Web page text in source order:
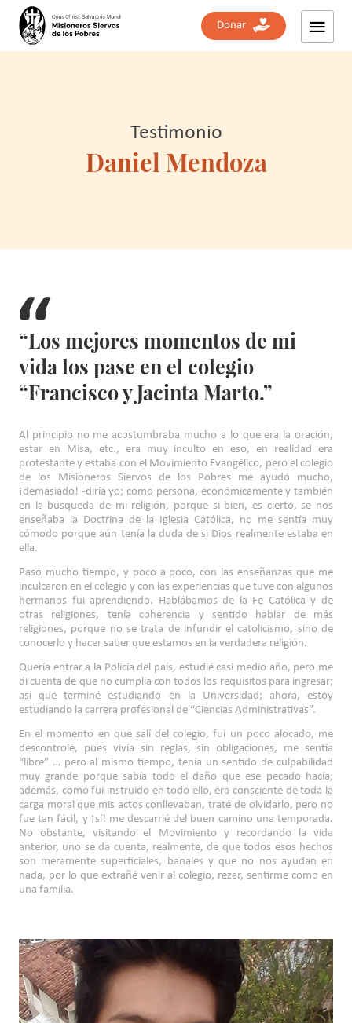
Donar
Testimonio
Daniel Mendoza
“Los mejores momentos de mi
vida los pase en el colegio
“Francisco y Jacinta Marto.”
Al principio no me acostumbraba mucho a lo que era la oración,
estar en Misa, etc., era muy inculto en eso, en realidad era
protestante y estaba con el Movimiento Evangélico, pero el colegio
de los Misioneros Siervos de los Pobres me ayudó mucho,
¡demasiado! -diría yo; como persona, económicamente y también
en la búsqueda de mi religión, porque si bien, es cierto, se nos
enseñaba la Doctrina de la Iglesia Católica, no me sentía muy
cómodo porque aún tenía la duda de si Dios realmente estaba en
ella.
Pasó mucho tiempo, y poco a poco, con las enseñanzas que me
inculcaron en el colegio y con las experiencias que tuve con algunos
hermanos fui aprendiendo. Hablábamos de la Fe Católica y de
otras religiones, tenía coherencia y sentido hablar de más
religiones, porque no se trata de infundir el catolicismo, sino de
conocerlo y hacer saber que estamos en la verdadera religión.
Quería entrar a la Policía del país, estudié casi medio año, pero me
di cuenta de que no cumplía con todos los requisitos para ingresar;
así que terminé estudiando en la Universidad; ahora, estoy
estudiando la carrera profesional de “Ciencias Administrativas”.
En el momento en que salí del colegio, fui un poco alocado, me
descontrolé, pues vivía sin reglas, sin obligaciones, me sentía
“libre” … pero al mismo tiempo, tenía un sentido de culpabilidad
muy grande porque sabía todo el daño que ese pecado hacía;
además, como fui instruido en todo ello, era consciente de toda la
carga moral que mis actos conllevaban, traté de olvidarlo, pero no
fue tan fácil, y ¡sí! me descarrié del buen camino una temporada.
No obstante, visitando el Movimiento y recordando la vida
anterior, uno se da cuenta, realmente, de que todos esos hechos
son meramente superficiales, banales y que no nos ayudan en
nada, por lo que extrañé venir al colegio, rezar, sentirme como en
una familia.